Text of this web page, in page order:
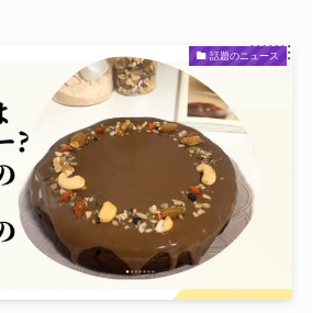
話題のニュース